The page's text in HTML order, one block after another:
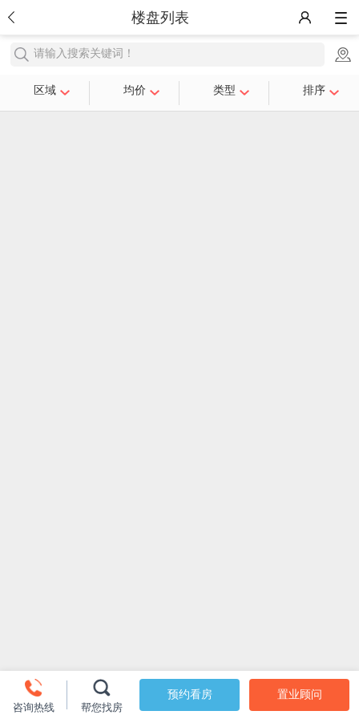
楼盘列表
请输入搜索关键词！
区域 均价 类型 排序
咨询热线 帮您找房
预约看房 置业顾问